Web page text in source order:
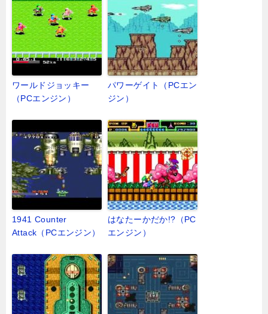
ワールドジョッキー
（PCエンジン）
パワーゲイト（PCエン
ジン）
1941 Counter
Attack（PCエンジン）
はなたーかだか!?（PC
エンジン）